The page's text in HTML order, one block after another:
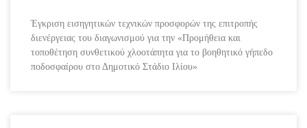
Έγκριση εισηγητικών τεχνικών προσφορών της επιτροπής
διενέργειας του διαγωνισμού για την «Προμήθεια και
τοποθέτηση συνθετικού χλοοτάπητα για το βοηθητικό γήπεδο
ποδοσφαίρου στο Δημοτικό Στάδιο Ιλίου»